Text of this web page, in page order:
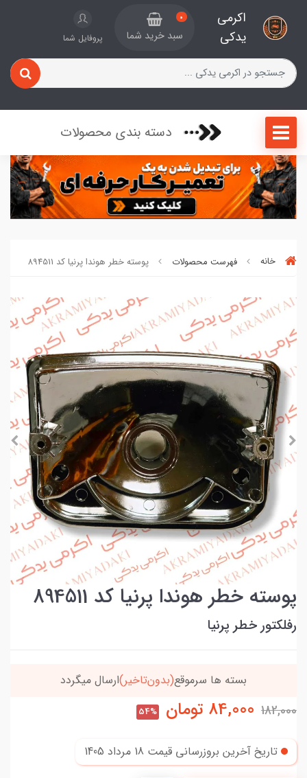
اکرمی
یدکی
0
سبد خرید شما پروفایل شما
دسته بندی محصولات
خانه فهرست محصولات پوسته خطر هوندا پرنیا کد 894511
پوسته خطر هوندا پرنیا کد 894511
رفلکتور خطر پرنیا
خریدتو به5میلیون برسون،ارسالت‌رایگانه
182,000
84,000 تومان 54%
تاریخ آخرین بروزرسانی قیمت 18 مرداد 1405